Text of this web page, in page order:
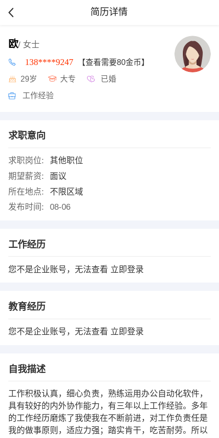
简历详情
欧/ 女士
138****9247 【查看需要80金币】
29岁 大专 已婚
工作经验
求职意向
求职岗位:
其他职位
期望薪资:
面议
所在地点:
不限区域
发布时间:
08-06
工作经历
您不是企业账号，无法查看 立即登录
教育经历
您不是企业账号，无法查看 立即登录
自我描述
工作积极认真，细心负责，熟练运用办公自动化软件，
具有较好的内外协作能力，有三年以上工作经验。多年
的工作经历磨炼了我使我在不断前进，对工作负责任是
我的做事原则，适应力强；踏实肯干，吃苦耐劳。所以